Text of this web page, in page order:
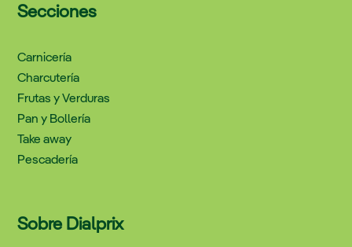
Secciones
Carnicería
Charcutería
Frutas y Verduras
Pan y Bollería
Take away
Pescadería
Sobre Dialprix